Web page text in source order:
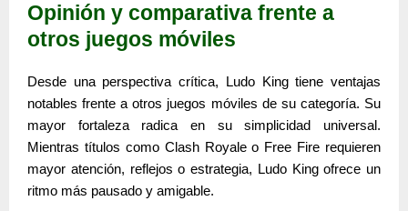
Opinión y comparativa frente a
otros juegos móviles
Desde una perspectiva crítica, Ludo Kingtiene ventajas
notables frente a otros juegos móviles de su categoría. Su
mayor fortaleza radica en su simplicidad universal.
Mientras títulos como Clash Royaleo Free Fire requieren
mayor atención, reflejos o estrategia, Ludo Kingofrece un
ritmo más pausado y amigable.